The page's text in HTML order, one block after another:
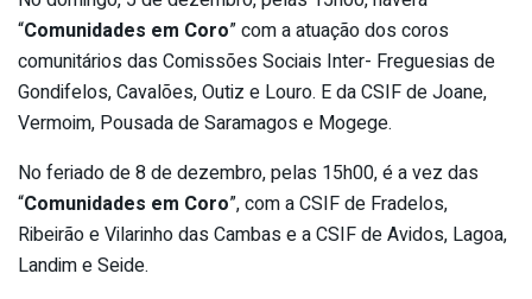
“Comunidades em Coro” com a atuação dos coros
comunitários das Comissões Sociais Inter- Freguesias de
Gondifelos, Cavalões, Outiz e Louro. E da CSIF de Joane,
Vermoim, Pousada de Saramagos e Mogege.
No feriado de 8 de dezembro, pelas 15h00, é a vez das
“Comunidades em Coro”, com a CSIF de Fradelos,
Ribeirão e Vilarinho das Cambas e a CSIF de Avidos, Lagoa,
Landim e Seide.